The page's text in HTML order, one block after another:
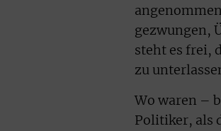
gezwungen,
steht es frei,
zu
Wo waren –
Politiker, als